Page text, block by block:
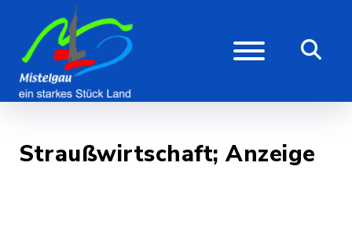
Straußwirtschaft; Anzeige